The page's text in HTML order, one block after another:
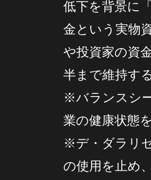
低下を背景に
金という実物
や投資家の資
半まで維持す
※バランスシ
業の健康状態
※デ・ダラリ
の使用を止め